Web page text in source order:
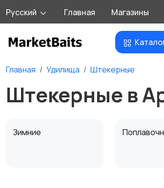
Русский Главная Магазины
Главная Удилища Штекерные
Штекерные в
Зимние